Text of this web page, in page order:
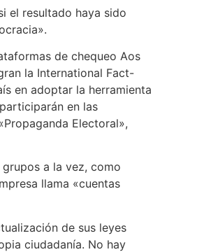
el resultado haya sido
de chequeo Aos
la International Fact-
en adoptar la herramienta
en las
Electoral»,
a la vez, como
llama «cuentas
de sus leyes
ciudadanía. No hay